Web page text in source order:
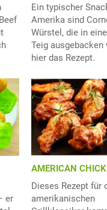
Ein typischer
Amerika sind
Würstel, die in
Teig ausgebacken
hier das Rezept.
er
AMERICAN
Dieses Rezept für
amerikanischen